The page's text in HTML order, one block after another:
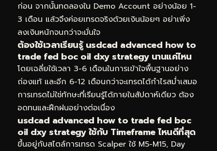
ก่อน จากนั้นทดลองใน Demo Account อย่างน้อย 1-
3 เดือน แล้วจึงค่อยเทรดจริงด้วยเงินน้อยๆ อย่าเพิ่ง
ลงเงินหนักจนกว่าจะมั่นใจ
ต้องใช้เวลาเรียนรู้ usdcad advanced how to
trade fed boc oil dxy strategy นานแค่ไหน
โดยเฉลี่ยใช้เวลา 3-6 เดือนในการเข้าใจพื้นฐานอย่าง
ถ่องแท้ และอีก 6-12 เดือนกว่าจะเทรดได้กำไรสม่ำเสมอ
การเทรดไม่ใช่ทักษะที่เรียนรู้ได้ภายในสัปดาห์เดียว ต้อง
อดทนและฝึกฝนอย่างต่อเนื่อง
usdcad advanced how to trade fed boc
oil dxy strategy ใช้กับ Timeframe ไหนดีที่สุด
ขึ้นอยู่กับสไตล์การเทรด Scalper ใช้ M5-M15, Day